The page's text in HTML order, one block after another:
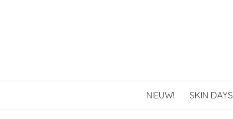
NIEUW! SKIN DAYS